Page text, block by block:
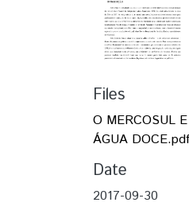
Files
O MERCOSUL
ÁGUA DOCE.pdf
Date
2017-09-30